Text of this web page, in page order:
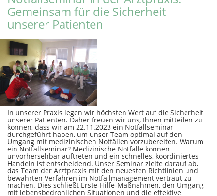
Gemeinsam für die Sicherheit
unserer Patienten
In unserer Praxis legen wir höchsten Wert auf die Sicherheit
unserer Patienten. Daher freuen wir uns, Ihnen mitteilen zu
können, dass wir am 22.11.2023 ein Notfallseminar
durchgeführt haben, um unser Team optimal auf den
Umgang mit medizinischen Notfällen vorzubereiten. Warum
ein Notfallseminar? Medizinische Notfälle können
unvorhersehbar auftreten und ein schnelles, koordiniertes
Handeln ist entscheidend. Unser Seminar zielte darauf ab,
das Team der Arztpraxis mit den neuesten Richtlinien und
bewährten Verfahren im Notfallmanagement vertraut zu
machen. Dies schließt Erste-Hilfe-Maßnahmen, den Umgang
mit lebensbedrohlichen Situationen und die effektive